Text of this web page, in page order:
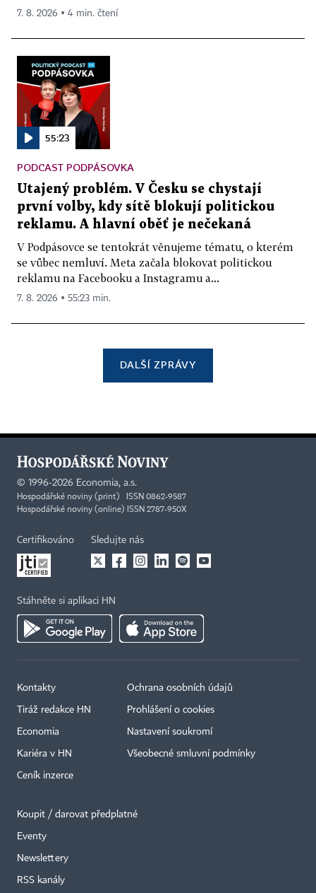
7. 8. 2026 ▪ 4 min. čtení
55:23
PODCAST PODPÁSOVKA
Utajený problém. V Česku se chystají
první volby, kdy sítě blokují politickou
reklamu. A hlavní oběť je nečekaná
V Podpásovce se tentokrát věnujeme tématu, o kterém
se vůbec nemluví. Meta začala blokovat politickou
reklamu na Facebooku a Instagramu a...
7. 8. 2026 ▪ 55:23 min.
DALŠÍ ZPRÁVY
© 1996-2026 Economia, a.s.
Hospodářské noviny (print) ISSN 0862-9587
Hospodářské noviny (online) ISSN 2787-950X
Certifikováno Sledujte nás
Stáhněte si aplikaci HN
Kontakty
Tiráž redakce HN
Economia
Kariéra v HN
Ceník inzerce
Ochrana osobních údajů
Prohlášení o cookies
Nastavení soukromí
Všeobecné smluvní podmínky
Koupit / darovat předplatné
Eventy
Newslettery
RSS kanály